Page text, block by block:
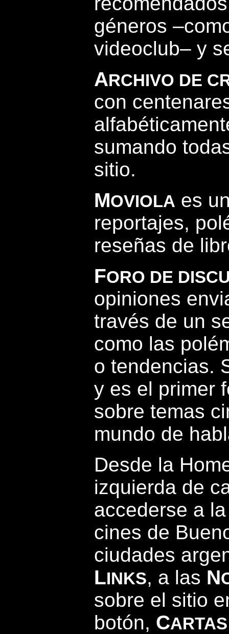
géneros
videoclub– y
ARCHIVO DE
con
sumando
sitio.
MOVIOLA es
reportajes,
reseñas de
FORO DE
opiniones
través de un
como las
o tendencias.
y es el primer
sobre temas
mundo de
Desde la
izquierda de
accederse a
cines de
ciudades
LINKS, a las N
sobre el sitio
botón, CARTAS